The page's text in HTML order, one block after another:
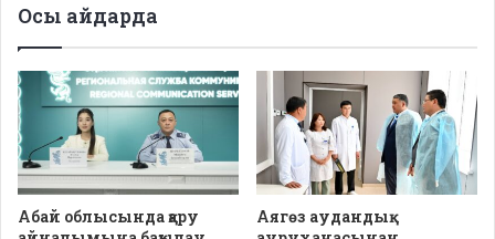
Осы айдарда
Абай облысында қару
Аягөз аудандық